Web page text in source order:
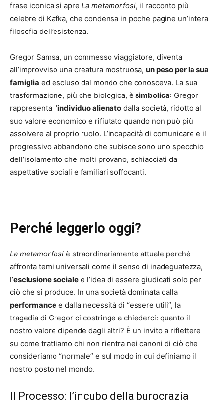
frase iconica si apre La metamorfosi, il racconto più
celebre di Kafka, che condensa in poche pagine un’intera
filosofia dell’esistenza.
Gregor Samsa, un commesso viaggiatore, diventa
all’improvviso una creatura mostruosa, un peso per la sua
famiglia ed escluso dal mondo che conosceva. La sua
trasformazione, più che biologica, è simbolica: Gregor
rappresenta l’individuo alienato dalla società, ridotto al
suo valore economico e rifiutato quando non può più
assolvere al proprio ruolo. L’incapacità di comunicare e il
progressivo abbandono che subisce sono uno specchio
dell’isolamento che molti provano, schiacciati da
aspettative sociali e familiari soffocanti.
Perché leggerlo oggi?
La metamorfosi è straordinariamente attuale perché
affronta temi universali come il senso di inadeguatezza,
l’esclusione sociale e l’idea di essere giudicati solo per
ciò che si produce. In una società dominata dalla
performance e dalla necessità di “essere utili”, la
tragedia di Gregor ci costringe a chiederci: quanto il
nostro valore dipende dagli altri? È un invito a riflettere
su come trattiamo chi non rientra nei canoni di ciò che
consideriamo “normale” e sul modo in cui definiamo il
nostro posto nel mondo.
Il Processo: l’incubo della burocrazia